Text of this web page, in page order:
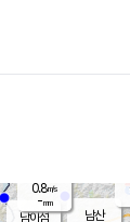
남이섬
남산
0.8m/s
-mm